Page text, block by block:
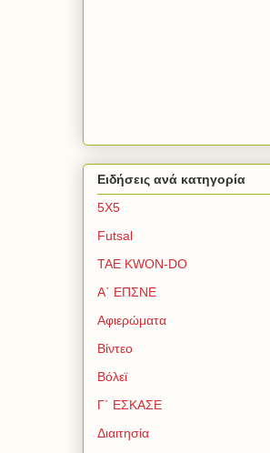
Ειδήσεις ανά κατηγορία
5Χ5
Futsal
TAE KWON-DO
Α΄ ΕΠΣΝΕ
Αφιερώματα
Βίντεο
Βόλεϊ
Γ΄ ΕΣΚΑΣΕ
Διαιτησία